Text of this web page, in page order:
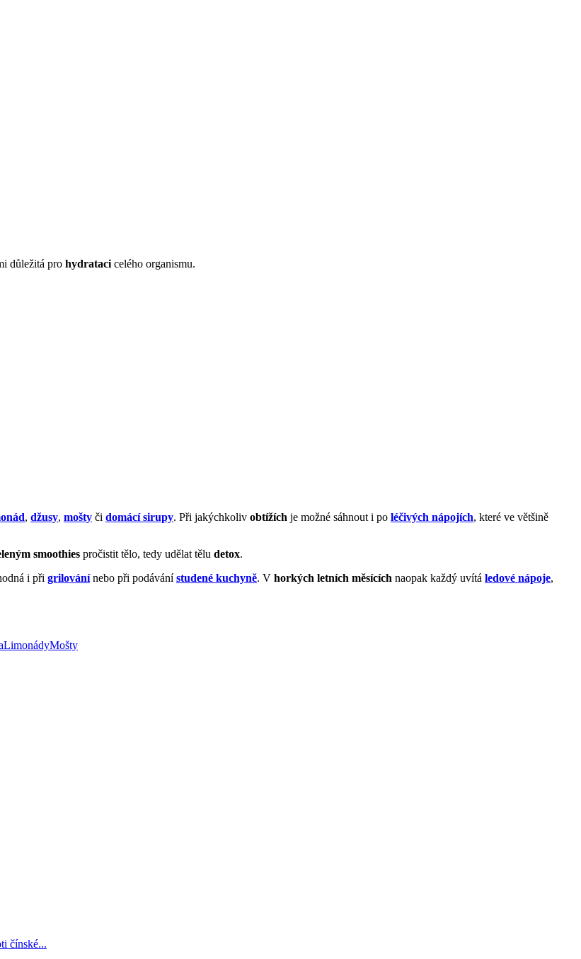
důležitá pro hydrataci celého organismu.
, džusy, mošty či domácí sirupy. Při jakýchkoliv obtížích je možné sáhnout i po léčivých nápojích, které ve většině
smoothies pročistit tělo, tedy udělat tělu detox.
i při grilovánínebo při podávánístudené kuchyně. V horkých letních měsících naopak každý uvítá ledové nápoje,
LimonádyMošty
čínské...